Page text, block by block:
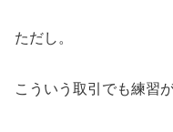
ただし。
こういう取引でも練習